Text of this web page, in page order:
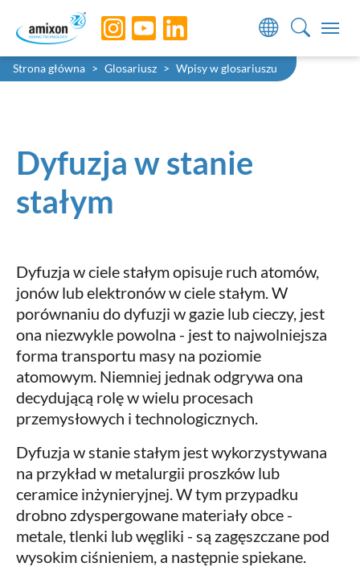
Skip to main navigation
Skip to main content
Skip to page footer
You are here:
Strona główna Glosariusz Wpisy w glosariuszu
Dyfuzja w stanie
stałym
Dyfuzja w ciele stałym opisuje ruch atomów,
jonów lub elektronów w ciele stałym. W
porównaniu do dyfuzji w gazie lub cieczy, jest
ona niezwykle powolna - jest to najwolniejsza
forma transportu masy na poziomie
atomowym. Niemniej jednak odgrywa ona
decydującą rolę w wielu procesach
przemysłowych i technologicznych.
Dyfuzja w stanie stałym jest wykorzystywana
na przykład w metalurgii proszków lub
ceramice inżynieryjnej. W tym przypadku
drobno zdyspergowane materiały obce -
metale, tlenki lub węgliki - są zagęszczane pod
wysokim ciśnieniem, a następnie spiekane.